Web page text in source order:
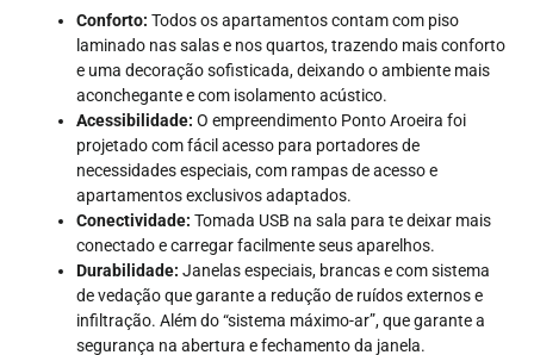
Conforto: Todos os apartamentos contam com piso
laminado nas salas e nos quartos, trazendo mais conforto
e uma decoração sofisticada, deixando o ambiente mais
aconchegante e com isolamento acústico.
Acessibilidade: O empreendimento Ponto Aroeira foi
projetado com fácil acesso para portadores de
necessidades especiais, com rampas de acesso e
apartamentos exclusivos adaptados.
Conectividade: Tomada USB na sala para te deixar mais
conectado e carregar facilmente seus aparelhos.
Durabilidade: Janelas especiais, brancas e com sistema
de vedação que garante a redução de ruídos externos e
infiltração. Além do “sistema máximo-ar”, que garante a
segurança na abertura e fechamento da janela.